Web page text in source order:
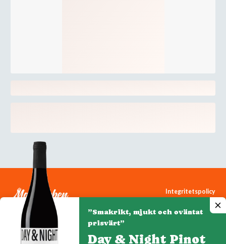
Integritetspolicy
Cookiepolicy
”Smakrikt, mjukt och oväntat
prisvärt”
Day & Night Pinot